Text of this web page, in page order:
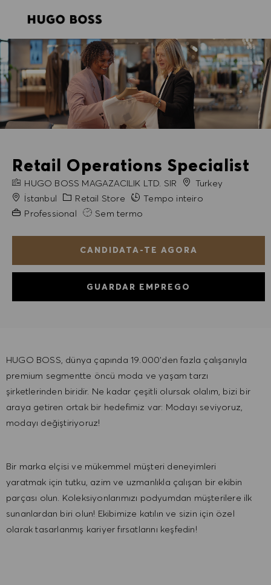
Retail Operations Specialist
NOME DA EMPRESA
HUGO BOSS MAGAZACILIK LTD. SIR
Turkey
Cidade
İstanbul Categoria
Retail Store
Tempo inteiro
Experiência exigida
Professional Sem termo
CANDIDATA-TE AGORA
GUARDAR EMPREGO
HUGO BOSS, dünya çapında 19.000'den fazla çalışanıyla
premium segmentte öncü moda ve yaşam tarzı
şirketlerinden biridir. Ne kadar çeşitli olursak olalım, ​bizi bir
araya getiren ortak bir hedefimiz var: Modayı seviyoruz,
modayı değiştiriyoruz!
Bir marka elçisi ve mükemmel müşteri deneyimleri
yaratmak için tutku, azim ve uzmanlıkla çalışan bir ekibin
parçası olun. Koleksiyonlarımızı podyumdan müşterilere ​ilk
sunanlardan biri olun! Ekibimize katılın ve sizin için özel
olarak tasarlanmış kariyer fırsatlarını keşfedin!